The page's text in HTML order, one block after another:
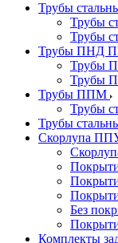
Трубы
Трубы
Трубы
Трубы ПНД
Трубы
Трубы
Трубы ППМ
Трубы
Трубы
Скорлупа
Без
Комплекты